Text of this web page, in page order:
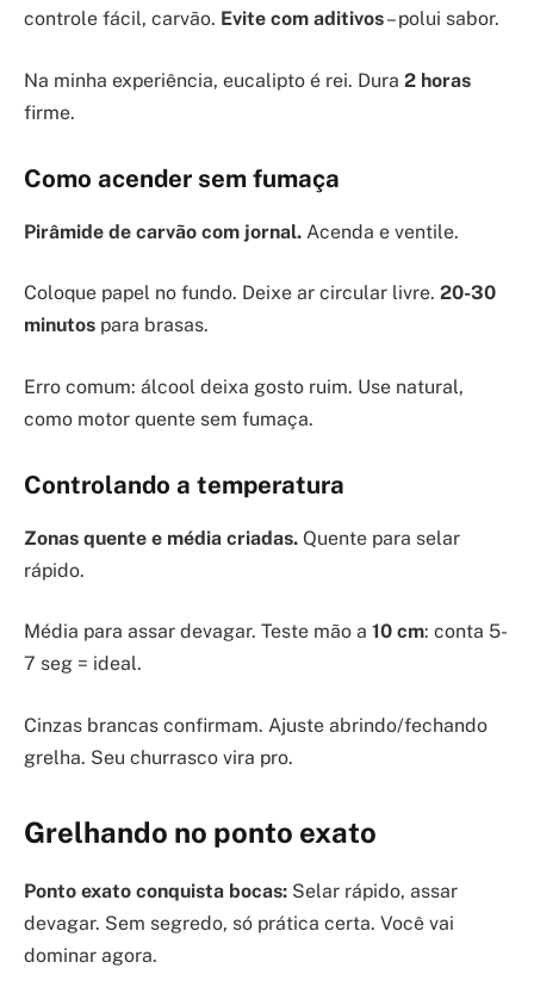
controle fácil, carvão. Evite com aditivos– polui sabor.
Na minha experiência, eucalipto é rei. Dura 2 horas
firme.
Como acender sem fumaça
Pirâmide de carvão com jornal. Acenda e ventile.
Coloque papel no fundo. Deixe ar circular livre. 20-30
minutos para brasas.
Erro comum: álcool deixa gosto ruim. Use natural,
como motor quente sem fumaça.
Controlando a temperatura
Zonas quente e média criadas. Quente para selar
rápido.
Média para assar devagar. Teste mão a 10 cm: conta 5-
7 seg = ideal.
Cinzas brancas confirmam. Ajuste abrindo/fechando
grelha. Seu churrasco vira pro.
Grelhando no ponto exato
Ponto exato conquista bocas: Selar rápido, assar
devagar. Sem segredo, só prática certa. Você vai
dominar agora.